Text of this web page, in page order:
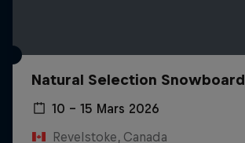
Natural Selection Snowboard
10 – 15 Mars 2026
Revelstoke, Canada